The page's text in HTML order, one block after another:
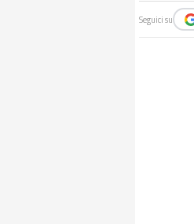
Seguici su